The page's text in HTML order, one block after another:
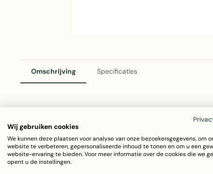
Omschrijving Specificaties
Het Bed Of Roses sierkussen van Linen & More voegt
interieur. Dit comfortabele kussen in een sierlijke
combineert stijl met kwaliteit.
Wij gebruiken cookies
We kunnen deze plaatsen voor analyse van onze bezoekersgegevens, om
website te verbeteren, gepersonaliseerde inhoud te tonen en om u een
website-ervaring te bieden. Voor meer informatie over de cookies die we
opent u de instellingen.